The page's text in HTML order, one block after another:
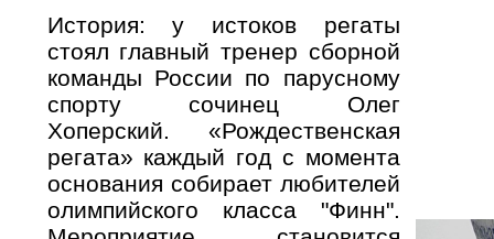
История: у истоков регаты
стоял главный тренер сборной
команды России по парусному
спорту сочинец Олег
Хоперский. «Рождественская
регата» каждый год с момента
основания собирает любителей
олимпийского класса "Финн".